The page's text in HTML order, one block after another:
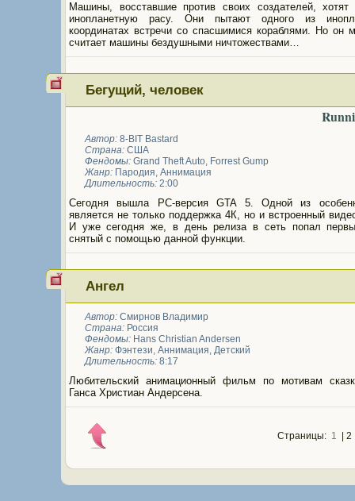
Машины, восставшие против своих создателей, хотят
инопланетную расу. Они пытают одного из
координатах встречи со спасшимися кораблями. Но он
считает машины бездушными ничтожествами…
Бегущий, человек
Автор: 8-BIT Bastard
Страна: США
Фендомы: Grand Theft Auto, Forrest Gump
Жанр: Пародия, Аннимация
Длительность: 2:00
Сегодня вышла PC-версия GTA 5. Одной из
является не только поддержка 4К, но и встроенный
И уже сегодня же, в день релиза в сеть попал
снятый с помощью данной функции.
Ангел
Автор: Смирнов Владимир
Страна: Россия
Фендомы: Hans Christian Andersen
Жанр: Фэнтези, Аннимация, Детский
Длительность: 8:17
Любительский анимационный фильм по мотивам
Ганса Христиан Андерсена.
Страницы: 1 |